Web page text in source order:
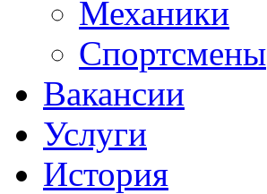
Механики
Спортсмены
Вакансии
Услуги
История